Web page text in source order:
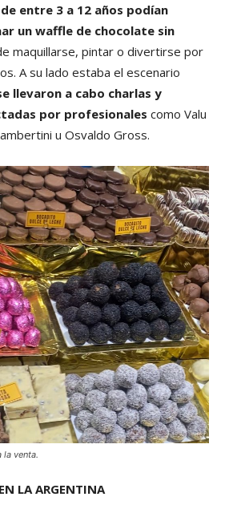
entre 3 a 12 años podían
un waffle de chocolate sin
maquillarse, pintar o divertirse por
A su lado estaba el escenario
llevaron a cabo charlas y
por profesionales como Valu
u Osvaldo Gross.
la venta.
LA ARGENTINA